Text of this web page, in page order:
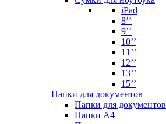
iPad
8’’
9’’
10’’
11’’
12’’
13’’
15’’
Папки для документов
Папки для документов
Папки А4